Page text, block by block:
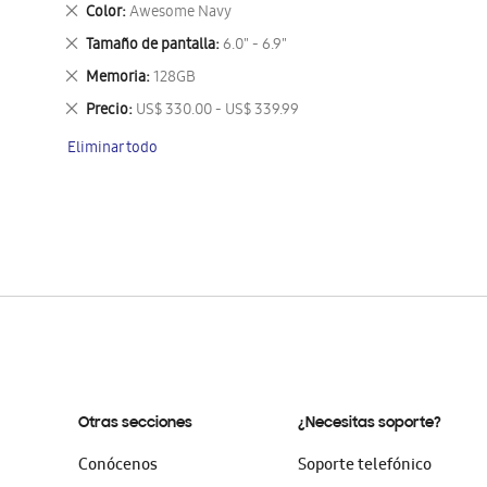
artículo
Color Awesome Navy
Eliminar
este
artículo
Tamaño de pantalla 6.0" - 6.9"
Eliminar
este
artículo
Memoria 128GB
Eliminar
este
artículo
Precio US$ 330.00 - US$ 339.99
Eliminar
artículo
Eliminar todo
Otras secciones
Conócenos
¿Necesitas soporte?
Soporte telefónico